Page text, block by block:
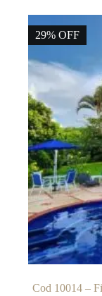
29% OFF
Cod 10014 –